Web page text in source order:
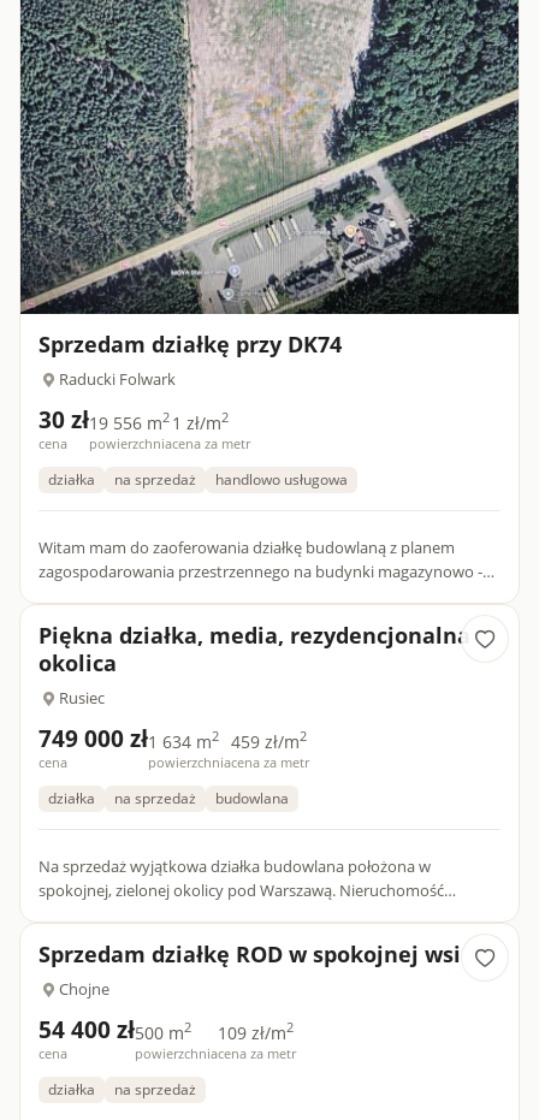
Sprzedam działkę przy DK74
Raducki Folwark
30 zł
cena
19 556 m2
powierzchnia
1 zł/m2
cena za metr
działka na sprzedaż handlowo usługowa
Witam mam do zaoferowania działkę budowlaną z planem
zagospodarowania przestrzennego na budynki magazynowo -
Piękna działka, media, rezydencjonalna
okolica
Rusiec
749 000 zł
cena
1 634 m2
powierzchnia
459 zł/m2
cena za metr
działka na sprzedaż budowlana
Na sprzedaż wyjątkowa działka budowlana położona w
spokojnej, zielonej okolicy pod Warszawą. Nieruchomość
Sprzedam działkę ROD w spokojnej wsi
Chojne
54 400 zł
cena
500 m2
powierzchnia
109 zł/m2
cena za metr
działka na sprzedaż